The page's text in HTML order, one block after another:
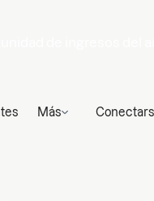
Más